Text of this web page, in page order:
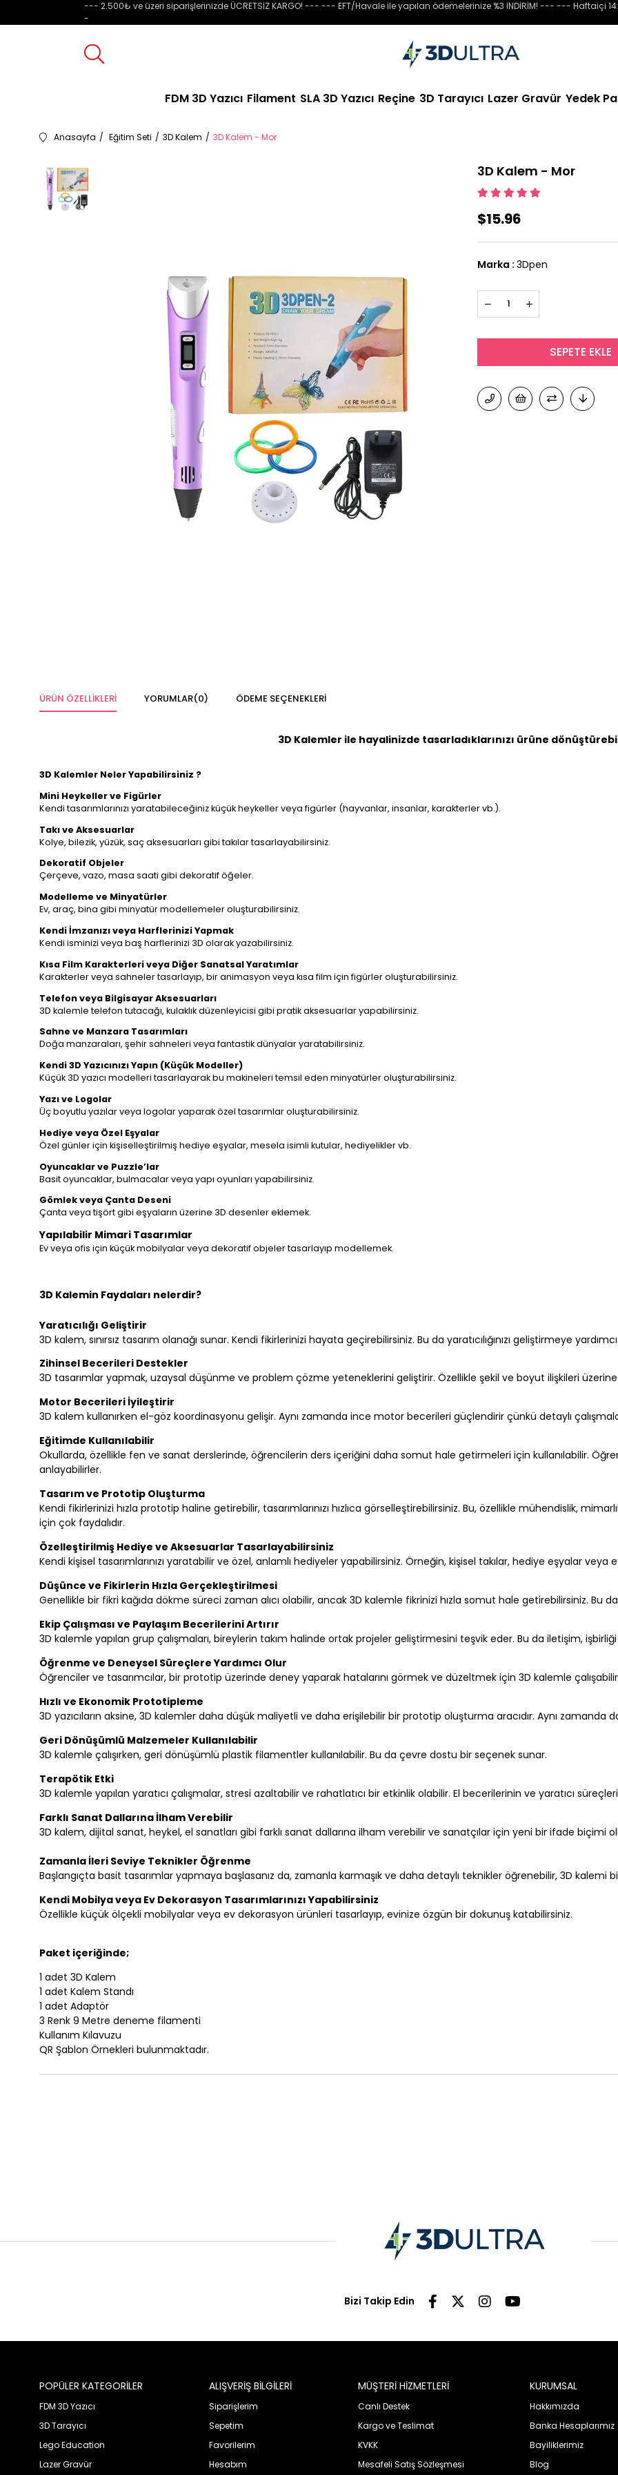
--- 2.500₺ ve üzeri siparişlerinizde ÜCRETSİZ KARGO! --- --- EFT/Havale ile yapılan ödemelerinize %3 İNDİRİM! --- --- Haftaiçi
-
FDM 3D Yazıcı Filament SLA 3D Yazıcı Reçine 3D Tarayıcı Lazer Gravür Yedek
Anasayfa Eğitim Seti 3D Kalem 3D Kalem - Mor
3D Kalem - Mor
$15.96
Marka : 3Dpen
ÜRÜN ÖZELLIKLERI YORUMLAR(0) ÖDEME SEÇENEKLERI
3D Kalemler ile hayalinizde tasarladıklarınızı ürüne
3D Kalemler Neler Yapabilirsiniz ?
Mini Heykeller ve Figürler
Kendi tasarımlarınızı yaratabileceğiniz küçük heykeller veya figürler (hayvanlar, insanlar, karakterler vb.).
Takı ve Aksesuarlar
Kolye, bilezik, yüzük, saç aksesuarları gibi takılar tasarlayabilirsiniz.
Dekoratif Objeler
Çerçeve, vazo, masa saati gibi dekoratif öğeler.
Modelleme ve Minyatürler
Ev, araç, bina gibi minyatür modellemeler oluşturabilirsiniz.
Kendi İmzanızı veya Harflerinizi Yapmak
Kendi isminizi veya baş harflerinizi 3D olarak yazabilirsiniz.
Kısa Film Karakterleri veya Diğer Sanatsal Yaratımlar
Karakterler veya sahneler tasarlayıp, bir animasyon veya kısa film için figürler oluşturabilirsiniz.
Telefon veya Bilgisayar Aksesuarları
3D kalemle telefon tutacağı, kulaklık düzenleyicisi gibi pratik aksesuarlar yapabilirsiniz.
Sahne ve Manzara Tasarımları
Doğa manzaraları, şehir sahneleri veya fantastik dünyalar yaratabilirsiniz.
Kendi 3D Yazıcınızı Yapın (Küçük Modeller)
Küçük 3D yazıcı modelleri tasarlayarak bu makineleri temsil eden minyatürler oluşturabilirsiniz.
Yazı ve Logolar
Üç boyutlu yazılar veya logolar yaparak özel tasarımlar oluşturabilirsiniz.
Hediye veya Özel Eşyalar
Özel günler için kişiselleştirilmiş hediye eşyalar, mesela isimli kutular, hediyelikler vb.
Oyuncaklar ve Puzzle’lar
Basit oyuncaklar, bulmacalar veya yapı oyunları yapabilirsiniz.
Gömlek veya Çanta Deseni
Çanta veya tişört gibi eşyaların üzerine 3D desenler eklemek.
Yapılabilir Mimari Tasarımlar
Ev veya ofis için küçük mobilyalar veya dekoratif objeler tasarlayıp modellemek.
3D Kalemin Faydaları nelerdir?
Yaratıcılığı Geliştirir
3D kalem, sınırsız tasarım olanağı sunar. Kendi fikirlerinizi hayata geçirebilirsiniz. Bu da yaratıcılığınızı geliştirmeye
Zihinsel Becerileri Destekler
3D tasarımlar yapmak, uzaysal düşünme ve problem çözme yeteneklerini geliştirir. Özellikle şekil ve boyut ilişkileri
Motor Becerileri İyileştirir
3D kalem kullanırken el-göz koordinasyonu gelişir. Aynı zamanda ince motor becerileri güçlendirir çünkü detaylı
Eğitimde Kullanılabilir
Okullarda, özellikle fen ve sanat derslerinde, öğrencilerin ders içeriğini daha somut hale getirmeleri için kullanılabilir.
anlayabilirler.
Tasarım ve Prototip Oluşturma
Kendi fikirlerinizi hızla prototip haline getirebilir, tasarımlarınızı hızlıca görselleştirebilirsiniz. Bu, özellikle mühendislik,
için çok faydalıdır.
Özelleştirilmiş Hediye ve Aksesuarlar Tasarlayabilirsiniz
Kendi kişisel tasarımlarınızı yaratabilir ve özel, anlamlı hediyeler yapabilirsiniz. Örneğin, kişisel takılar, hediye eşyalar veya
Düşünce ve Fikirlerin Hızla Gerçekleştirilmesi
Genellikle bir fikri kağıda dökme süreci zaman alıcı olabilir, ancak 3D kalemle fikrinizi hızla somut hale getirebilirsiniz. Bu
Ekip Çalışması ve Paylaşım Becerilerini Artırır
3D kalemle yapılan grup çalışmaları, bireylerin takım halinde ortak projeler geliştirmesini teşvik eder. Bu da iletişim,
Öğrenme ve Deneysel Süreçlere Yardımcı Olur
Öğrenciler ve tasarımcılar, bir prototip üzerinde deney yaparak hatalarını görmek ve düzeltmek için 3D kalemle
Hızlı ve Ekonomik Prototipleme
3D yazıcıların aksine, 3D kalemler daha düşük maliyetli ve daha erişilebilir bir prototip oluşturma aracıdır. Aynı zamanda
Geri Dönüşümlü Malzemeler Kullanılabilir
3D kalemle çalışırken, geri dönüşümlü plastik filamentler kullanılabilir. Bu da çevre dostu bir seçenek sunar.
Terapötik Etki
3D kalemle yapılan yaratıcı çalışmalar, stresi azaltabilir ve rahatlatıcı bir etkinlik olabilir. El becerilerinin ve yaratıcı
Farklı Sanat Dallarına İlham Verebilir
3D kalem, dijital sanat, heykel, el sanatları gibi farklı sanat dallarına ilham verebilir ve sanatçılar için yeni bir ifade biçimi
Zamanla İleri Seviye Teknikler Öğrenme
Başlangıçta basit tasarımlar yapmaya başlasanız da, zamanla karmaşık ve daha detaylı teknikler öğrenebilir, 3D kalemi
Kendi Mobilya veya Ev Dekorasyon Tasarımlarınızı Yapabilirsiniz
Özellikle küçük ölçekli mobilyalar veya ev dekorasyon ürünleri tasarlayıp, evinize özgün bir dokunuş katabilirsiniz.
Paket içeriğinde;
1 adet 3D Kalem
1 adet Kalem Standı
1 adet Adaptör
3 Renk 9 Metre deneme filamenti
Kullanım Kılavuzu
QR Şablon Örnekleri bulunmaktadır.
Bizi Takip Edin
POPÜLER KATEGORİLER
FDM 3D Yazıcı
3D Tarayıcı
Lego Education
Lazer Gravür
ALIŞVERİŞ BİLGİLERİ
Siparişlerim
Sepetim
Favorilerim
Hesabım
MÜŞTERİ HİZMETLERİ
Canlı Destek
Kargo ve Teslimat
KVKK
Mesafeli Satış Sözleşmesi
KURUMSAL
Hakkımızda
Banka Hesaplarımız
Bayiliklerimiz
Blog